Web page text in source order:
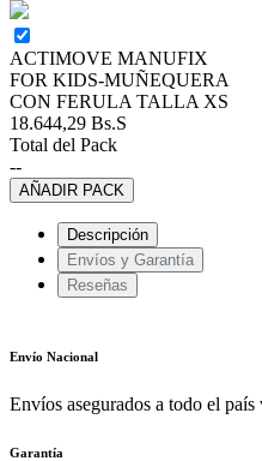
ACTIMOVE MANUFIX
FOR KIDS-MUÑEQUERA
CON FERULA TALLA XS
18.644,29 Bs.S
Total del Pack
--
AÑADIR PACK
Descripción
Envíos y Garantía
Reseñas
Envío Nacional
Envíos asegurados a todo el
Garantía